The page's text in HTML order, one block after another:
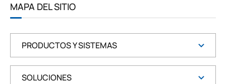
N
MAPA DEL SITIO
PRODUCTOS Y SISTEMAS
SOLUCIONES